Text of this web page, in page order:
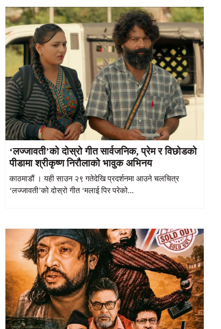
‘लज्जावती’को दोस्रो गीत सार्वजनिक, प्रेम र विछोडको
पीडामा श्रीकृष्ण निरौलाको भावुक अभिनय
काठमाडौं । यही साउन २९ गतेदेखि प्रदर्शनमा आउने चलचित्र
‘लज्जावती’को दोस्रो गीत ‘मलाई पिर परेको...